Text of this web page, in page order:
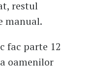
restul
manual.
fac parte 12
oamenilor